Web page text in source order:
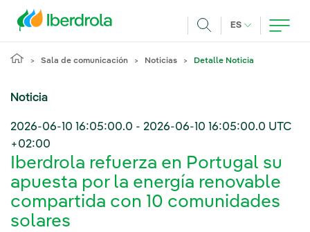
ES IDIOMA
Sala de comunicación Noticias Detalle Noticia
Noticia
2026-06-10 16:05:00.0 - 2026-06-10 16:05:00.0 UTC
+02:00
Iberdrola refuerza en Portugal su
apuesta por la energía renovable
compartida con 10 comunidades
solares